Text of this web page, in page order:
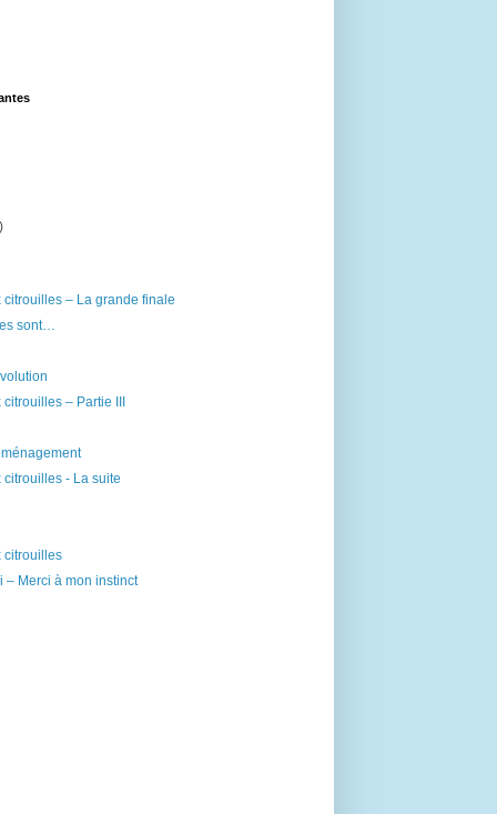
citrouilles – La grande finale
sont…
– Partie III
- La suite
citrouilles
– Merci à mon instinct